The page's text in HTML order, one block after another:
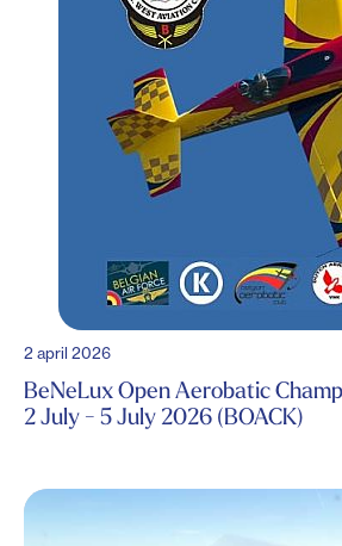
2 april 2026
BeNeLux Open Aerobatic
2 July - 5 July 2026 (BOACK)